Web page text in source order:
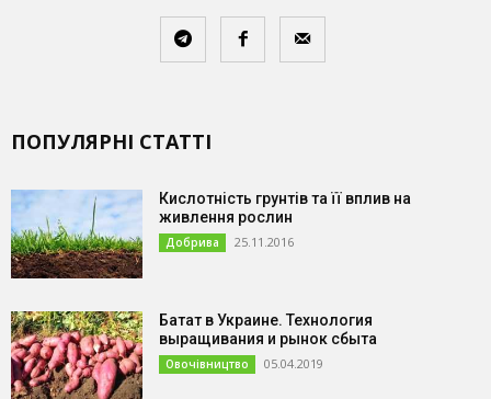
ПОПУЛЯРНІ СТАТТІ
Кислотність грунтів та її вплив на
живлення рослин
Добрива 25.11.2016
Батат в Украине. Технология
выращивания и рынок сбыта
Овочівництво 05.04.2019